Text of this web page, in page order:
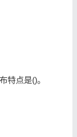
特点是()。